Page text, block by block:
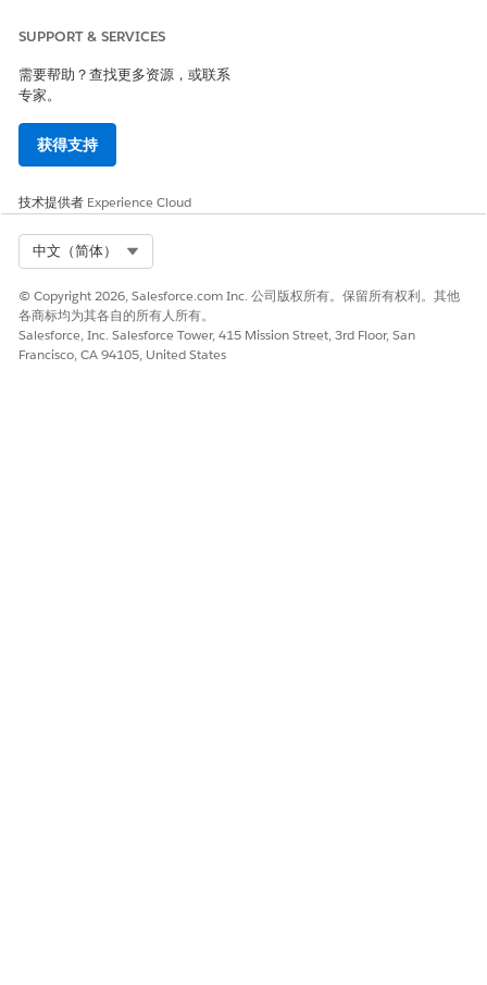
SUPPORT & SERVICES
需要帮助？查找更多资源，或联系
专家。
获得支持
技术提供者 Experience Cloud
中文（简体）
© Copyright 2026, Salesforce.com Inc. 公司版权所有。保留所有权利。其他
各商标均为其各自的所有人所有。
Salesforce, Inc. Salesforce Tower, 415 Mission Street, 3rd Floor, San
Francisco, CA 94105, United States